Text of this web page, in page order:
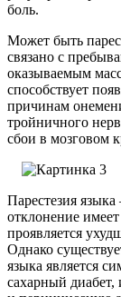
боль.
Может быть
связано с
оказываемым
способствует
причинам
тройничного
сбои в мозговом
Парестезия
отклонение
проявляется
Однако
языка является
сахарный диабет,